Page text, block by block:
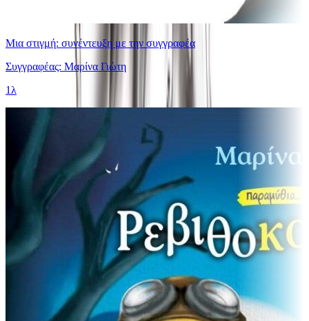
Μια στιγμή: συνέντευξη με την συγγραφέα
Συγγραφέας: Μαρίνα Γιώτη
1λ